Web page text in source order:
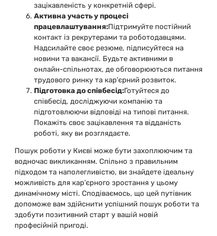
зацікавленість у конкретній сфері.
Активна участь у процесі
працевлаштування:Підтримуйте постійний
контакт із рекрутерами та роботодавцями.
Надсилайте своє резюме, підписуйтеся на
новини та вакансії. Будьте активними в
онлайн-спільнотах, де обговорюються питання
трудового ринку та кар’єрний розвиток.
Підготовка до співбесід:Готуйтеся до
співбесід, досліджуючи компанію та
підготовлюючи відповіді на типові питання.
Покажіть своє зацікавлення та відданість
роботі, яку ви розглядаєте.
Пошук роботи у Києві може бути захоплюючим та
водночас викликанням. Спільно з правильним
підходом та наполегливістю, ви знайдете ідеальну
можливість для кар’єрного зростання у цьому
динамічному місті. Сподіваємось, що цей путівник
допоможе вам здійснити успішний пошук роботи та
здобути позитивний старт у вашій новій
професійній пригоді.